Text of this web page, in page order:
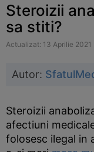
Steroizii
sa stiti?
Actualizat: 13 Aprilie 2021
Autor:
Steroizii
afectiuni
folosesc ilegal in